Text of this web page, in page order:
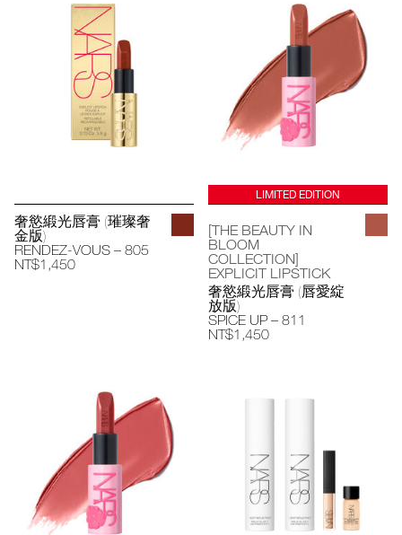
奢慾緞光唇膏 (璀璨奢
金版)
RENDEZ-VOUS – 805
NT$1,450
LIMITED EDITION
[THE BEAUTY IN
BLOOM
COLLECTION]
EXPLICIT LIPSTICK
奢慾緞光唇膏 (唇愛綻
放版)
SPICE UP – 811
NT$1,450